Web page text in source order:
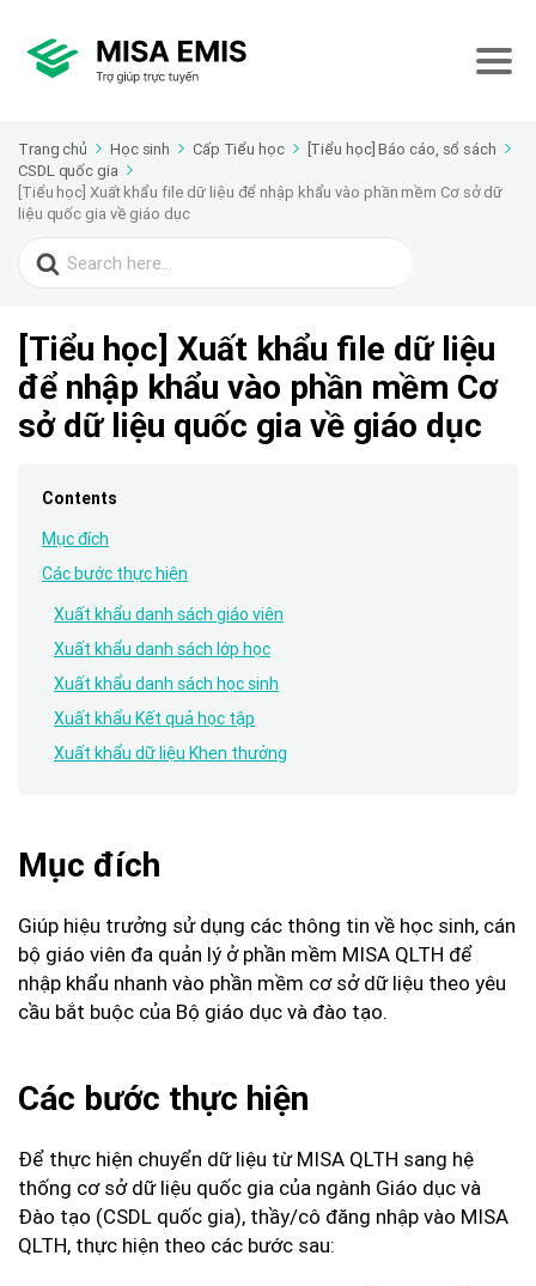
Trang chủ Học sinh Cấp Tiểu học
[Tiểu học] Báo cáo, sổ sách
CSDL quốc gia
[Tiểu học] Xuất khẩu file dữ liệu để nhập khẩu vào phần mềm Cơ sở dữ
liệu quốc gia về giáo dục
Search
for:
[Tiểu học] Xuất khẩu file dữ liệu
để nhập khẩu vào phần mềm Cơ
sở dữ liệu quốc gia về giáo dục
Contents
Mục đích
Các bước thực hiện
Xuất khẩu danh sách giáo viên
Xuất khẩu danh sách lớp học
Xuất khẩu danh sách học sinh
Xuất khẩu Kết quả học tập
Xuất khẩu dữ liệu Khen thưởng
Mục đích
Giúp hiệu trưởng sử dụng các thông tin về học sinh, cán
bộ giáo viên đa quản lý ở phần mềm MISA QLTH để
nhập khẩu nhanh vào phần mềm cơ sở dữ liệu theo yêu
cầu bắt buộc của Bộ giáo dục và đào tạo.
Các bước thực hiện
Để thực hiện chuyển dữ liệu từ MISA QLTH sang hệ
thống cơ sở dữ liệu quốc gia của ngành Giáo dục và
Đào tạo (CSDL quốc gia), thầy/cô đăng nhập vào MISA
QLTH, thực hiện theo các bước sau: